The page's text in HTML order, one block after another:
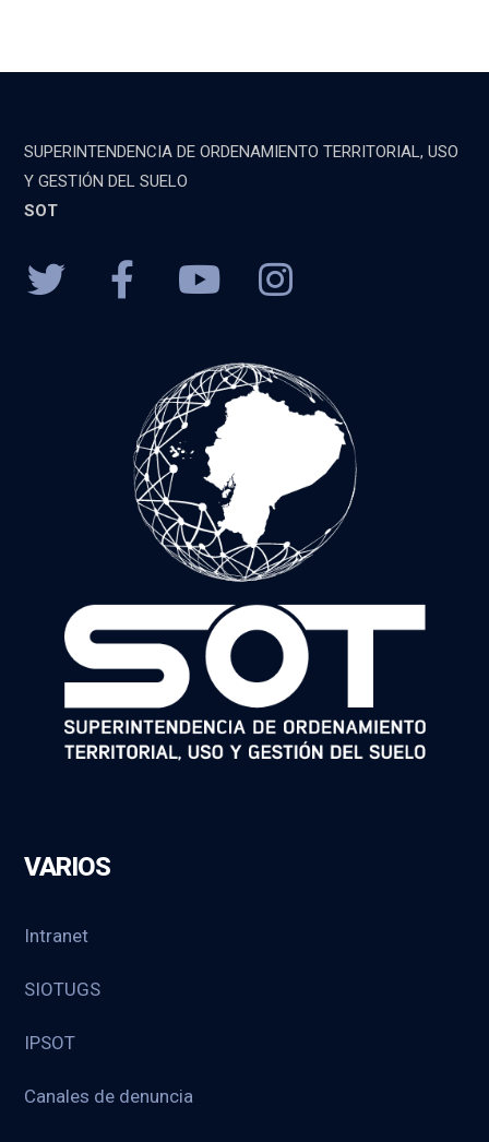
SUPERINTENDENCIA DE ORDENAMIENTO TERRITORIAL, USO
Y GESTIÓN DEL SUELO
SOT
VARIOS
Intranet
SIOTUGS
IPSOT
Canales de denuncia